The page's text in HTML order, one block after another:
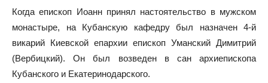
Когда епископ Иоанн принял настоятельство в мужском
монастыре, на Кубанскую кафедру был назначен 4-й
викарий Киевской епархии епископ Уманский Димитрий
(Вербицкий). Он был возведен в сан архиепископа
Кубанского и Екатеринодарского.